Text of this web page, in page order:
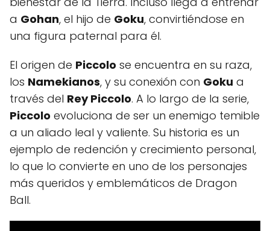
a Gohan, el hijo de Goku, convirtiéndose en
una figura paternal para él.
El origen de Piccolo se encuentra en su raza,
los Namekianos, y su conexión con Goku a
través del Rey Piccolo. A lo largo de la serie,
Piccolo evoluciona de ser un enemigo temible
a un aliado leal y valiente. Su historia es un
ejemplo de redención y crecimiento personal,
lo que lo convierte en uno de los personajes
más queridos y emblemáticos de Dragon
Ball.